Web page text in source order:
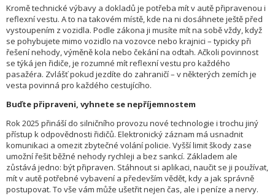
Kromě technické výbavy a dokladů je potřeba mít v autě připravenou i
reflexní vestu. A to na takovém místě, kde na ni dosáhnete ještě před
vystoupením z vozidla. Podle zákona ji musíte mít na sobě vždy, když
se pohybujete mimo vozidlo na vozovce nebo krajnici – typicky při
řešení nehody, výměně kola nebo čekání na odtah. Ačkoli povinnost
se týká jen řidiče, je rozumné mít reflexní vestu pro každého
pasažéra. Zvlášť pokud jezdíte do zahraničí – v některých zemích je
vesta povinná pro každého cestujícího.
Buďte připraveni, vyhnete se nepříjemnostem
Rok 2025 přináší do silničního provozu nové technologie i trochu jiný
přístup k odpovědnosti řidičů. Elektronický záznam má usnadnit
komunikaci a omezit zbytečné volání policie. Vyšší limit škody zase
umožní řešit běžné nehody rychleji a bez sankcí. Základem ale
zůstává jedno: být připraven. Stáhnout si aplikaci, naučit se ji používat,
mít v autě potřebné vybavení a především vědět, kdy a jak správně
postupovat. To vše vám může ušetřit nejen čas, ale i peníze a nervy.